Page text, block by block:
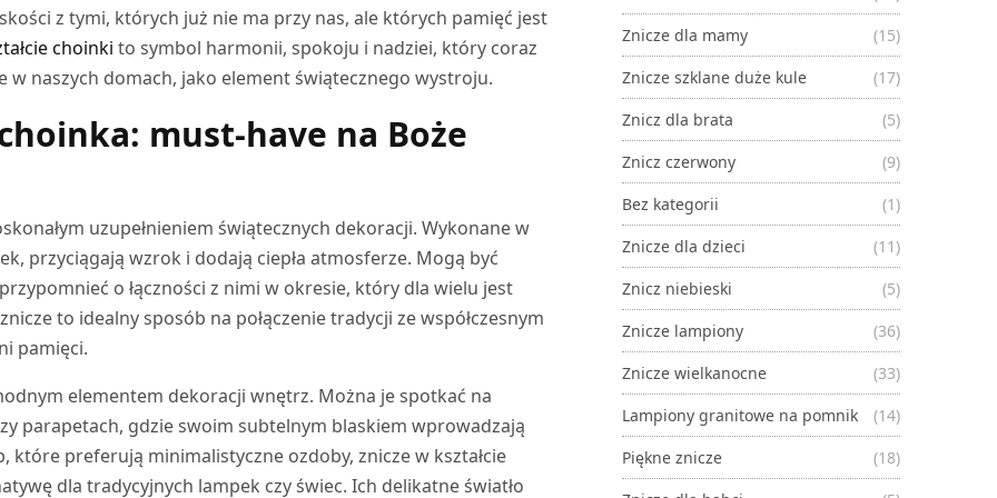
z tymi, których już nie ma przy nas, ale których pamięć jest
choinki to symbol harmonii, spokoju i nadziei, który coraz
w naszych domach, jako element świątecznego wystroju.
must-have na Boże
uzupełnieniem świątecznych dekoracji. Wykonane w
przyciągają wzrok i dodają ciepła atmosferze. Mogą być
o łączności z nimi w okresie, który dla wielu jest
to idealny sposób na połączenie tradycji ze współczesnym
pamięci.
elementem dekoracji wnętrz. Można je spotkać na
parapetach, gdzie swoim subtelnym blaskiem wprowadzają
które preferują minimalistyczne ozdoby, znicze w kształcie
dla tradycyjnych lampek czy świec. Ich delikatne światło
Znicze dla mamy
(15)
Znicze szklane duże kule
(17)
Znicz dla brata
(5)
Znicz czerwony
(9)
Bez kategorii
(1)
Znicze dla dzieci
(11)
Znicz niebieski
(5)
Znicze lampiony
(36)
Znicze wielkanocne
(33)
Lampiony granitowe na pomnik
(14)
Piękne znicze
(18)